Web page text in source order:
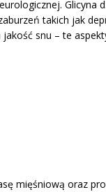
Glicyna
takich jak
snu – te
mięśniową oraz